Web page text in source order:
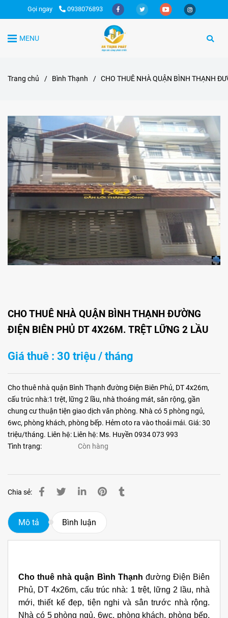
Gọi ngay 0938076893
MENU
Trang chủ / Bình Thạnh / CHO THUÊ NHÀ QUẬN BÌNH THẠNH
CHO THUÊ NHÀ QUẬN BÌNH THẠNH ĐƯỜNG
ĐIỆN BIÊN PHỦ DT 4X26M. TRỆT LỮNG 2 LẦU
Giá thuê : 30 triệu / tháng
Cho thuê nhà quận Bình Thạnh đường Điện Biên Phủ, DT 4x26m,
cấu trúc nhà:1 trệt, lững 2 lầu, nhà thoáng mát, sân rộng, gần
chung cư thuận tiện giao dịch văn phòng. Nhà có 5 phòng ngủ,
6wc, phòng khách, phòng bếp. Hẻm oto ra vào thoải mái. Giá: 30
triệu/tháng. Liên hệ: Liên hệ: Ms. Huyền 0934 073 993
Tình trạng:
Còn hàng
Chia sẻ:
Mô tả Bình luận
Cho thuê nhà quận Bình Thạnh đường Điện Biên
Phủ, DT 4x26m, cấu trúc nhà: 1 trệt, lững 2 lầu, nhà
mới, thiết kế đẹp, tiện nghi và sân trước nhà rộng.
Nhà có 5 phòng ngủ, 6wc, phòng khách, phòng bếp,